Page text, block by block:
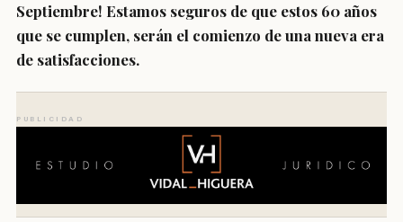
Septiembre! Estamos seguros de que estos 60 años
que se cumplen, serán el comienzo de una nueva era
de satisfacciones.
PUBLICIDAD